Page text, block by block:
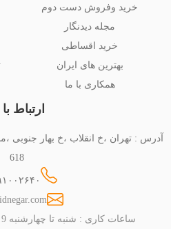
خرید وفروش دست دوم
مجله دیدنگار
خرید اقساطی
بهترین های ایران
همکاری با ما
ارتباط
آدرس : تهران ،خ انقلاب ،خ بهار جنوبی
618
۰۲۱-
ساعات کاری : شنبه تا چهارشنبه 9 الی 18 | پنجشنبه 9 الی 15